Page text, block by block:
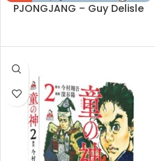
PJONGJANG – Guy Delisle